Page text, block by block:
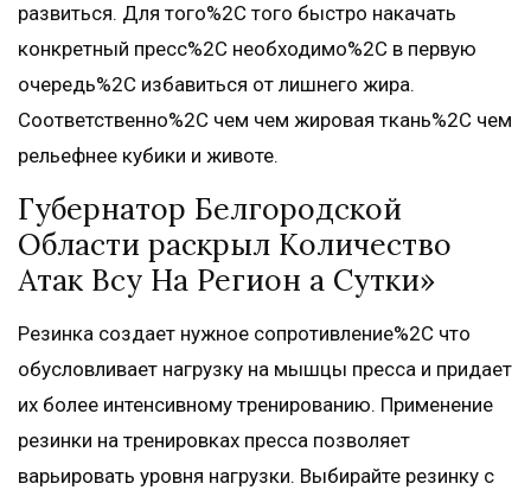
развиться. Для того%2C того быстро накачать
конкретный пресс%2C необходимо%2C в первую
очередь%2C избавиться от лишнего жира.
Соответственно%2C чем чем жировая ткань%2C чем
рельефнее кубики и животе.
Губернатор Белгородской
Области раскрыл Количество
Атак Всу На Регион а Сутки»
Резинка создает нужное сопротивление%2C что
обусловливает нагрузку на мышцы пресса и придает
их более интенсивному тренированию. Применение
резинки на тренировках пресса позволяет
варьировать уровня нагрузки. Выбирайте резинку с